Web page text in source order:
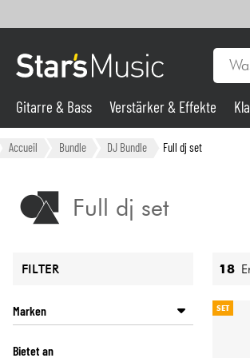
Gitarre & Bass
Violinen & Quartett
Gitarre & Bass Verstärker & Effekte
Accueil Bundle DJ Bundle Full dj set
Full dj set
FILTER
Marken
Bietet an
18
SET